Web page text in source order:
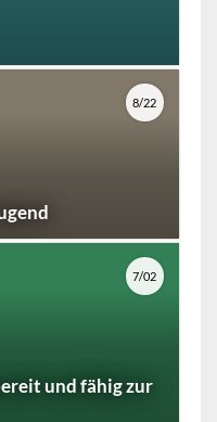
8/22
und fähig zur
7/02